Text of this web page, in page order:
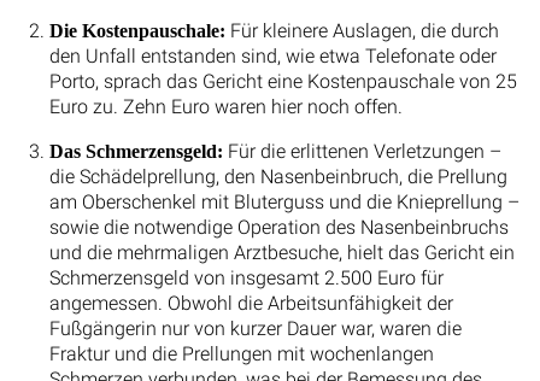
Die Kostenpauschale: Für kleinere Auslagen, die durch
den Unfall entstanden sind, wie etwa Telefonate oder
Porto, sprach das Gericht eine Kostenpauschale von 25
Euro zu. Zehn Euro waren hier noch offen.
Das Schmerzensgeld: Für die erlittenen Verletzungen –
die Schädelprellung, den Nasenbeinbruch, die Prellung
am Oberschenkel mit Bluterguss und die Knieprellung –
sowie die notwendige Operation des Nasenbeinbruchs
und die mehrmaligen Arztbesuche, hielt das Gericht ein
Schmerzensgeld von insgesamt 2.500 Euro für
angemessen. Obwohl die Arbeitsunfähigkeit der
Fußgängerin nur von kurzer Dauer war, waren die
Fraktur und die Prellungen mit wochenlangen